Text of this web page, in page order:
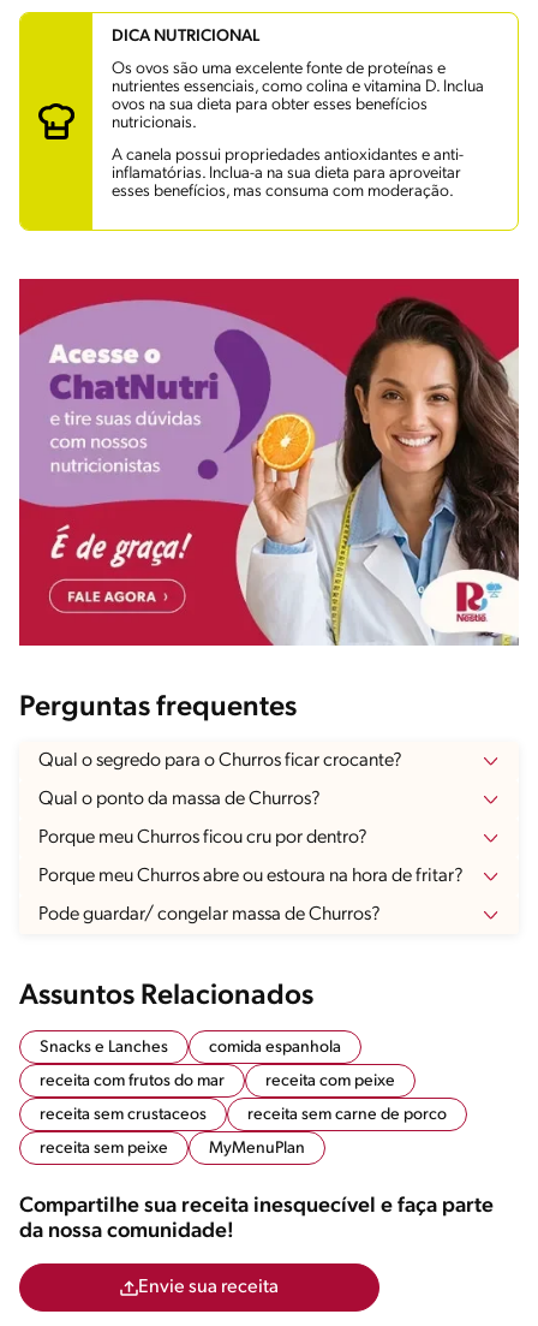
DICA NUTRICIONAL
Os ovos são uma excelente fonte de proteínas e
nutrientes essenciais, como colina e vitamina D. Inclua
ovos na sua dieta para obter esses benefícios
nutricionais.
A canela possui propriedades antioxidantes e anti-
inflamatórias. Inclua-a na sua dieta para aproveitar
esses benefícios, mas consuma com moderação.
Perguntas frequentes
Qual o segredo para o Churros ficar crocante?
Qual o ponto da massa de Churros?
Porque meu Churros ficou cru por dentro?
Porque meu Churros abre ou estoura na hora de fritar?
Pode guardar/ congelar massa de Churros?
Assuntos Relacionados
Snacks e Lanches
comida espanhola
receita com frutos do mar
receita com peixe
receita sem crustaceos
receita sem carne de porco
receita sem peixe
MyMenuPlan
Compartilhe sua receita inesquecível e faça parte
da nossa comunidade!
Envie sua receita